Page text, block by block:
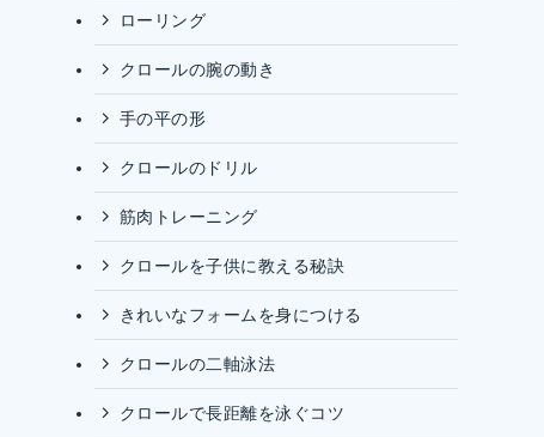
ローリング
クロールの腕の動き
手の平の形
クロールのドリル
筋肉トレーニング
クロールを子供に教える秘訣
きれいなフォームを身につける
クロールの二軸泳法
クロールで長距離を泳ぐコツ